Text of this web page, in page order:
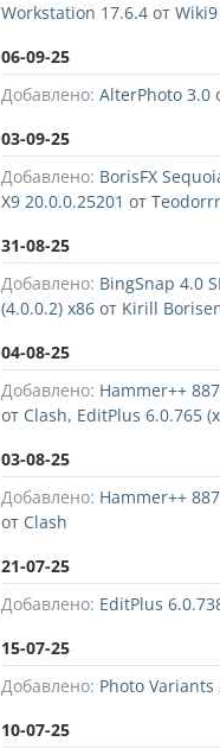
Workstation 17.6.4 от Wiki9
06-09-25
Добавлено: AlterPhoto 3.0
03-09-25
Добавлено: BorisFX
X9 20.0.0.25201 от
31-08-25
Добавлено: BingSnap 4.0
(4.0.0.2) x86 от Kirill
04-08-25
Добавлено: Hammer++
от Clash, EditPlus 6.0.765
03-08-25
Добавлено: Hammer++
от Clash
21-07-25
Добавлено: EditPlus
15-07-25
Добавлено: Photo Variants
10-07-25